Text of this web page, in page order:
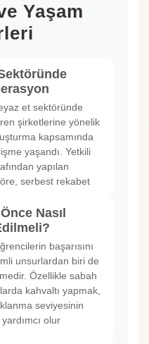
Yaşam
et sektöründe
şirketlerine yönelik
kapsamında
yaşandı. Yetkili
yapılan
serbest rekabet
Nasıl
başarısını
unsurlardan biri de
Özellikle sabah
kahvaltı yapmak,
seviyesinin
olur